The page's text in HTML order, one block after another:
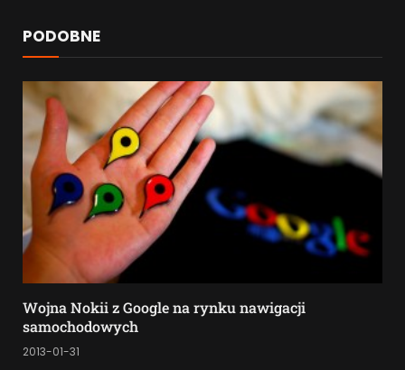
PODOBNE
Wojna Nokii z Google na rynku nawigacji
samochodowych
2013-01-31